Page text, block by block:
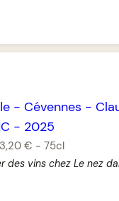
- Cévennes -
- 2025
€ -75cl
des vins chez Le nez